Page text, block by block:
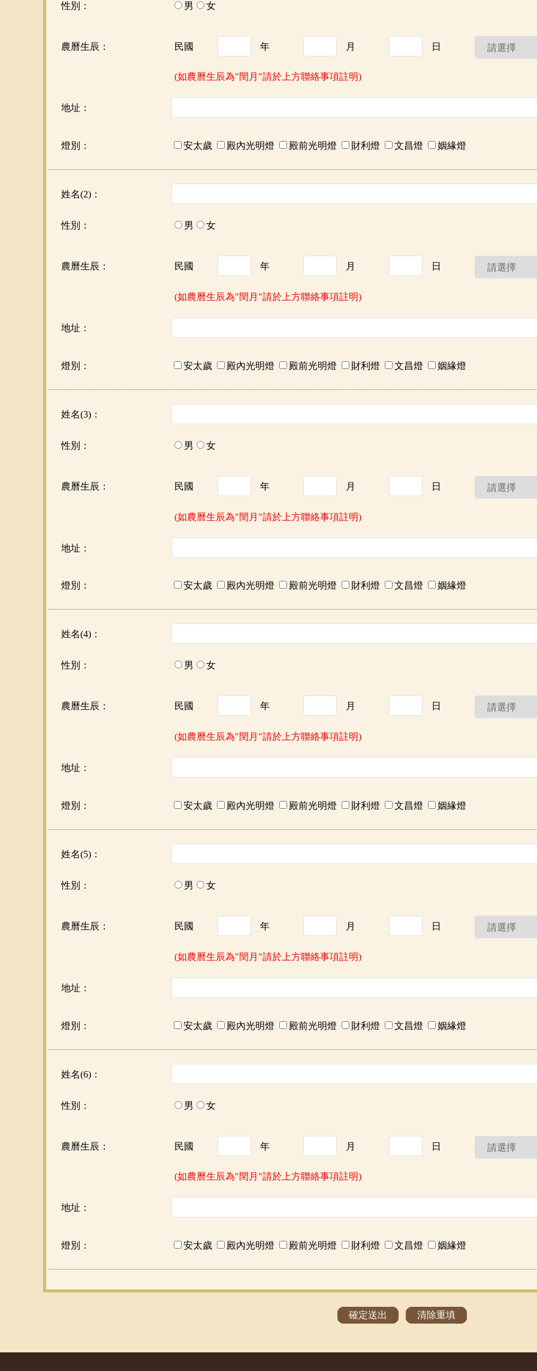
性別： 男 女
農曆生辰： 民國 年 月 日
(如農曆生辰為"閏月"請於上方聯絡事項註明)
地址：
燈別： 安太歲 殿內光明燈 殿前光明燈 財利燈 文昌燈 姻緣燈
姓名(2)：
性別： 男 女
農曆生辰： 民國 年 月 日
(如農曆生辰為"閏月"請於上方聯絡事項註明)
地址：
燈別： 安太歲 殿內光明燈 殿前光明燈 財利燈 文昌燈 姻緣燈
姓名(3)：
性別： 男 女
農曆生辰： 民國 年 月 日
(如農曆生辰為"閏月"請於上方聯絡事項註明)
地址：
燈別： 安太歲 殿內光明燈 殿前光明燈 財利燈 文昌燈 姻緣燈
姓名(4)：
性別： 男 女
農曆生辰： 民國 年 月 日
(如農曆生辰為"閏月"請於上方聯絡事項註明)
地址：
燈別： 安太歲 殿內光明燈 殿前光明燈 財利燈 文昌燈 姻緣燈
姓名(5)：
性別： 男 女
農曆生辰： 民國 年 月 日
(如農曆生辰為"閏月"請於上方聯絡事項註明)
地址：
燈別： 安太歲 殿內光明燈 殿前光明燈 財利燈 文昌燈 姻緣燈
姓名(6)：
性別： 男 女
農曆生辰： 民國 年 月 日
(如農曆生辰為"閏月"請於上方聯絡事項註明)
地址：
燈別： 安太歲 殿內光明燈 殿前光明燈 財利燈 文昌燈 姻緣燈
確定送出 清除重填